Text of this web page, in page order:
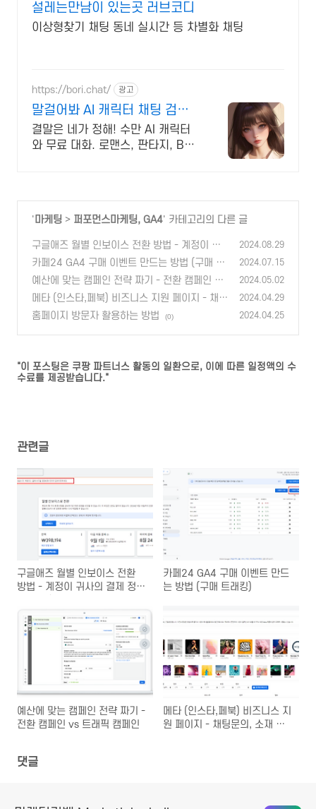
설레는만남이 있는곳 러브코디
이상형찾기 채팅 동네 실시간 등 차별화 채팅
https://bori.chat/ 광고
말걸어봐 AI 캐릭터 채팅 검열
없는 자유대화
결말은 네가 정해! 수만 AI 캐릭터
와 무료 대화. 로맨스, 판타지, BL
' 마케팅 > 퍼포먼스마케팅, GA4' 카테고리의 다른 글
구글애즈 월별 인보이스 전환 방법 - 계정이 귀
사의 결제 정책을 준수하고 있지 않습니다.
(0)
2024.08.29
카페24 GA4 구매 이벤트 만드는 방법 (구매 트
래킹)
(0)
2024.07.15
예산에 맞는 캠페인 전략 짜기 - 전환 캠페인 vs
트래픽 캠페인
(0)
2024.05.02
메타 (인스타,페북) 비즈니스 지원 페이지 - 채팅
문의, 소재 가이드, 이의제기 등
(1)
2024.04.29
홈페이지 방문자 활용하는 방법 (0) 2024.04.25
"이 포스팅은 쿠팡 파트너스 활동의 일환으로, 이에 따른 일정액의 수
수료를 제공받습니다."
관련글
구글애즈 월별 인보이스 전환
방법 - 계정이 귀사의 결제 정책
카페24 GA4 구매 이벤트 만드
는 방법 (구매 트래킹)
예산에 맞는 캠페인 전략 짜기 -
전환 캠페인 vs 트래픽 캠페인
메타 (인스타,페북) 비즈니스 지
원 페이지 - 채팅문의, 소재 가
댓글